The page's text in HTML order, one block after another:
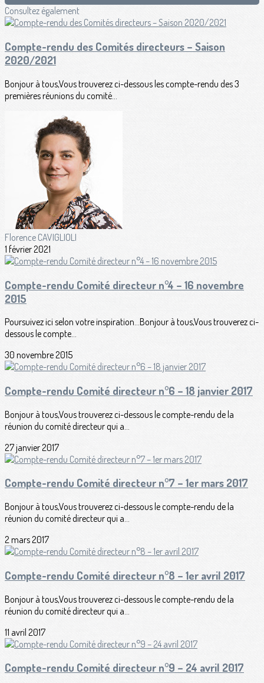
Consultez également
Compte-rendu des Comités directeurs – Saison
2020/2021
Bonjour à tous,Vous trouverez ci-dessous les compte-rendu des 3
premières réunions du comité...
Florence CAVIGLIOLI
1 février 2021
Compte-rendu Comité directeur n°4 – 16 novembre
2015
Poursuivez ici selon votre inspiration...Bonjour à tous,Vous trouverez ci-
dessous le compte...
30 novembre 2015
Compte-rendu Comité directeur n°6 – 18 janvier 2017
Bonjour à tous,Vous trouverez ci-dessous le compte-rendu de la
réunion du comité directeur qui a...
27 janvier 2017
Compte-rendu Comité directeur n°7 – 1er mars 2017
Bonjour à tous,Vous trouverez ci-dessous le compte-rendu de la
réunion du comité directeur qui a...
2 mars 2017
Compte-rendu Comité directeur n°8 – 1er avril 2017
Bonjour à tous,Vous trouverez ci-dessous le compte-rendu de la
réunion du comité directeur qui a...
11 avril 2017
Compte-rendu Comité directeur n°9 – 24 avril 2017